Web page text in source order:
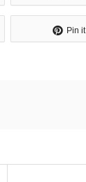
Pin it